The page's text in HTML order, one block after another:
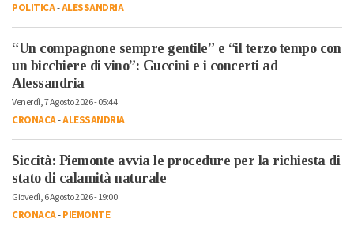
POLITICA-ALESSANDRIA
“Un compagnone sempre gentile” e “il terzo tempo con
un bicchiere di vino”: Guccini e i concerti ad
Alessandria
Venerdì, 7 Agosto 2026 - 05:44
CRONACA-ALESSANDRIA
Siccità: Piemonte avvia le procedure per la richiesta di
stato di calamità naturale
Giovedì, 6 Agosto 2026 - 19:00
CRONACA-PIEMONTE